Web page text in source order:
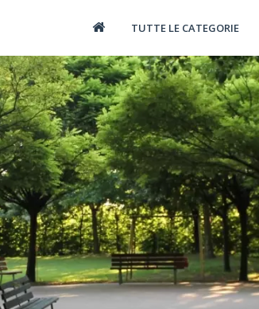
TUTTE LE CATEGORIE